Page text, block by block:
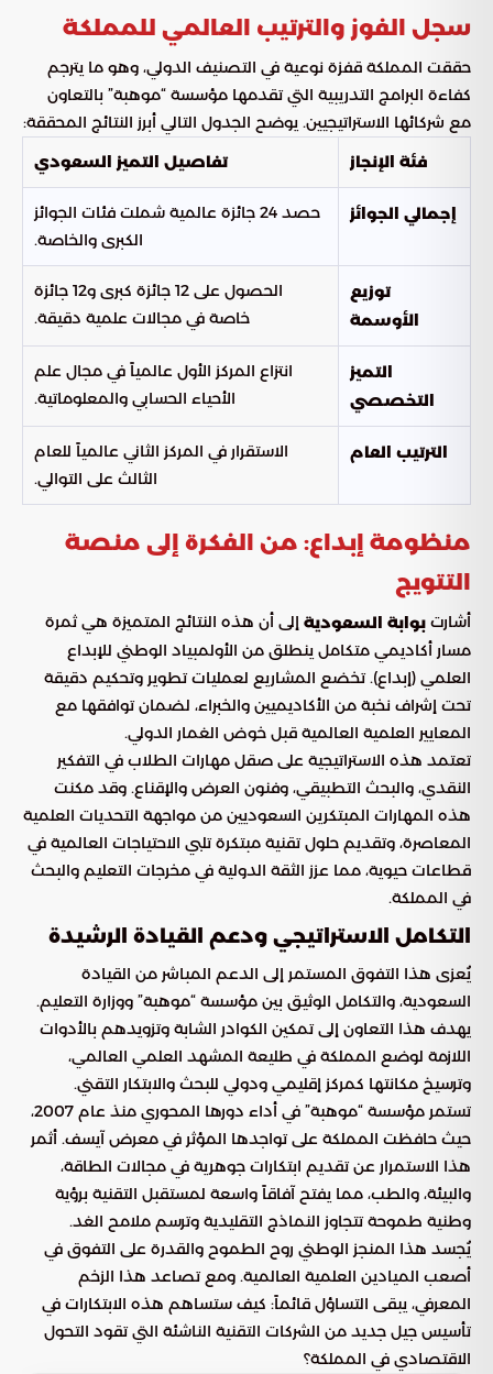
سجل الفوز والترتيب العالمي للمملكة
حققت المملكة قفزة نوعية في التصنيف الدولي، وهو ما يترجم
كفاءة البرامج التدريبية التي تقدمها مؤسسة “موهبة” بالتعاون
مع شركائها الاستراتيجيين. يوضح الجدول التالي أبرز النتائج المحققة:
فئة الإنجاز
تفاصيل التميز السعودي
إجمالي الجوائز
حصد 24 جائزة عالمية شملت فئات الجوائز
الكبرى والخاصة.
توزيع
الأوسمة
الحصول على 12 جائزة كبرى و12 جائزة
خاصة في مجالات علمية دقيقة.
التميز
التخصصي
انتزاع المركز الأول عالمياً في مجال علم
الأحياء الحسابي والمعلوماتية.
الترتيب العام
الاستقرار في المركز الثاني عالمياً للعام
الثالث على التوالي.
منظومة إبداع: من الفكرة إلى منصة
التتويج
أشارت بوابة السعودية إلى أن هذه النتائج المتميزة هي ثمرة
مسار أكاديمي متكامل ينطلق من الأولمبياد الوطني للإبداع
العلمي (إبداع). تخضع المشاريع لعمليات تطوير وتحكيم دقيقة
تحت إشراف نخبة من الأكاديميين والخبراء، لضمان توافقها مع
المعايير العلمية العالمية قبل خوض الغمار الدولي.
تعتمد هذه الاستراتيجية على صقل مهارات الطلاب في التفكير
النقدي، والبحث التطبيقي، وفنون العرض والإقناع. وقد مكنت
هذه المهارات المبتكرين السعوديين من مواجهة التحديات العلمية
المعاصرة، وتقديم حلول تقنية مبتكرة تلبي الاحتياجات العالمية في
قطاعات حيوية، مما عزز الثقة الدولية في مخرجات التعليم والبحث
في المملكة.
التكامل الاستراتيجي ودعم القيادة الرشيدة
يُعزى هذا التفوق المستمر إلى الدعم المباشر من القيادة
السعودية، والتكامل الوثيق بين مؤسسة “موهبة” ووزارة التعليم.
يهدف هذا التعاون إلى تمكين الكوادر الشابة وتزويدهم بالأدوات
اللازمة لوضع المملكة في طليعة المشهد العلمي العالمي،
وترسيخ مكانتها كمركز إقليمي ودولي للبحث والابتكار التقني.
تستمر مؤسسة “موهبة” في أداء دورها المحوري منذ عام 2007،
حيث حافظت المملكة على تواجدها المؤثر في معرض آيسف. أثمر
هذا الاستمرار عن تقديم ابتكارات جوهرية في مجالات الطاقة،
والبيئة، والطب، مما يفتح آفاقاً واسعة لمستقبل التقنية برؤية
وطنية طموحة تتجاوز النماذج التقليدية وترسم ملامح الغد.
يُجسد هذا المنجز الوطني روح الطموح والقدرة على التفوق في
أصعب الميادين العلمية العالمية. ومع تصاعد هذا الزخم
المعرفي، يبقى التساؤل قائماً: كيف ستساهم هذه الابتكارات في
تأسيس جيل جديد من الشركات التقنية الناشئة التي تقود التحول
الاقتصادي في المملكة؟